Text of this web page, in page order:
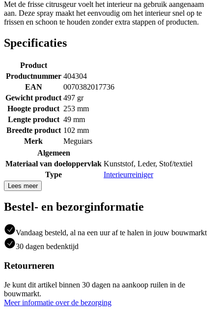
Met de frisse citrusgeur voelt het interieur na gebruik aangenaam
aan. Deze spray maakt het eenvoudig om het interieur snel op te
frissen en schoon te houden zonder extra stappen of producten.
Specificaties
Product
Productnummer 404304
EAN
0070382017736
Gewicht product 497 gr
Hoogte product 253 mm
Lengte product 49 mm
Breedte product 102 mm
Merk
Meguiars
Algemeen
Materiaal van doeloppervlak Kunststof, Leder, Stof/textiel
Type
Interieurreiniger
Lees meer
Bestel- en bezorginformatie
Vandaag besteld, al na een uur af te halen in jouw bouwmarkt
30 dagen bedenktijd
Retourneren
Je kunt dit artikel binnen 30 dagen na aankoop ruilen in de
bouwmarkt.
Meer informatie over de bezorging